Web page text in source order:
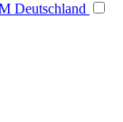
Deutschland